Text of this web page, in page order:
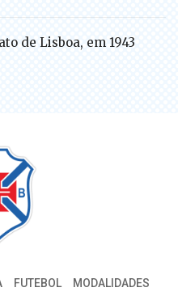
de Lisboa, em 1943
FUTEBOL MODALIDADES